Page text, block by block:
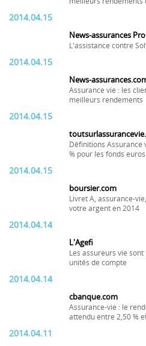
2014.04.15
News-assurances Pro
L'assistance contre
2014.04.15
News-
Assurance vie : les
meilleurs rendements
2014.04.15
Définitions Assurance
% pour les fonds
2014.04.15
boursier.com
Livret A, assurance-
votre argent en 2014
2014.04.14
L'Agefi
Les assureurs vie
unités de compte
2014.04.14
cbanque.com
Assurance-vie : le
attendu entre 2,50 %
2014.04.11